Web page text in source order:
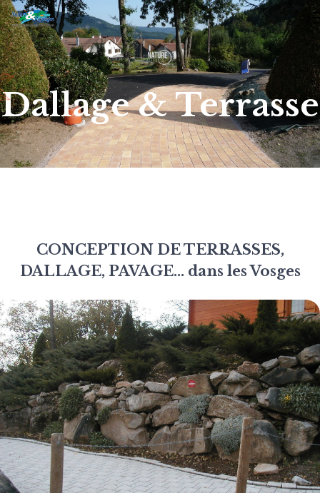
Dallage & Terrasse
CONCEPTION DE TERRASSES,
DALLAGE, PAVAGE... dans les Vosges